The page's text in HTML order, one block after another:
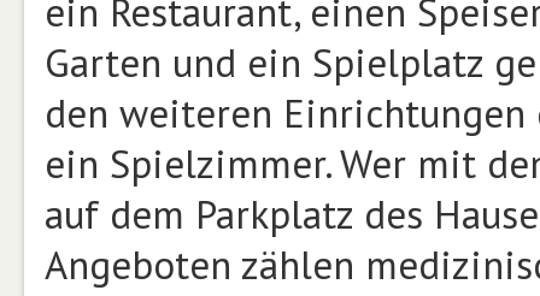
ein Restaurant, einen
Garten und ein Spielplatz
den weiteren Einrichtungen
ein Spielzimmer. Wer mit
auf dem Parkplatz des
Angeboten zählen